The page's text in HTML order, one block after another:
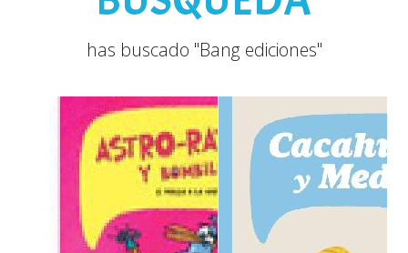
has buscado "Bang ediciones"